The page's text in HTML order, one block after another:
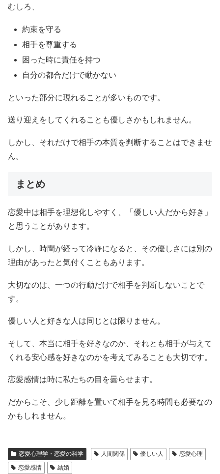
むしろ、
約束を守る
相手を尊重する
困った時に責任を持つ
自分の都合だけで動かない
といった部分に現れることが多いものです。
送り迎えをしてくれることも優しさかもしれません。
しかし、それだけで相手の本質を判断することはできませ
ん。
まとめ
恋愛中は相手を理想化しやすく、「優しい人だから好き」
と思うことがあります。
しかし、時間が経って冷静になると、その優しさには別の
理由があったと気付くこともあります。
大切なのは、一つの行動だけで相手を判断しないことで
す。
優しい人と好きな人は同じとは限りません。
そして、本当に相手を好きなのか、それとも相手が与えて
くれる安心感を好きなのかを考えてみることも大切です。
恋愛感情は時に私たちの目を曇らせます。
だからこそ、少し距離を置いて相手を見る時間も必要なの
かもしれません。
恋愛心理学・恋愛の科学 人間関係 優しい人
恋愛心理
恋愛感情
結婚